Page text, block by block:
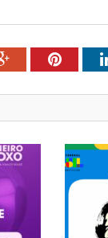
Google+